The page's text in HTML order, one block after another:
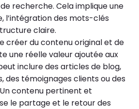
recherche. Cela implique une
l’intégration des mots-clés
claire.
créer du contenu original et de
une réelle valeur ajoutée aux
inclure des articles de blog,
des témoignages clients ou des
contenu pertinent et
le partage et le retour des